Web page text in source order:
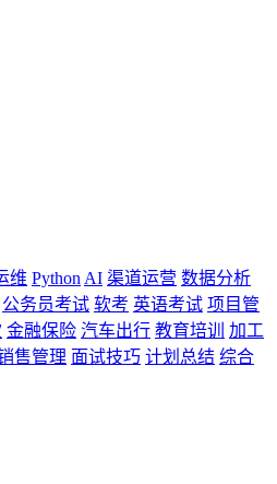
维 Python AI 渠道运营 数据分析
公务员考试 软考 英语考试 项目管
金融保险 汽车出行 教育培训
加工
售管理 面试技巧 计划总结 综合